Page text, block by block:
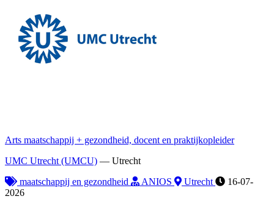
Arts maatschappij + gezondheid, docent en praktijkopleider
UMC Utrecht (UMCU) — Utrecht
maatschappij en gezondheid
ANIOS Utrecht
16-07-
2026